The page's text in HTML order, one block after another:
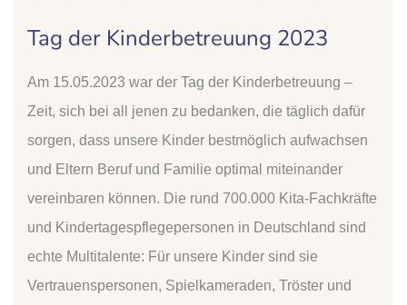
Tag der Kinderbetreuung 2023
Am 15.05.2023 war der Tag der Kinderbetreuung –
Zeit, sich bei all jenen zu bedanken, die täglich dafür
sorgen, dass unsere Kinder bestmöglich aufwachsen
und Eltern Beruf und Familie optimal miteinander
vereinbaren können. Die rund 700.000 Kita-Fachkräfte
und Kindertagespflegepersonen in Deutschland sind
echte Multitalente: Für unsere Kinder sind sie
Vertrauenspersonen, Spielkameraden, Tröster und